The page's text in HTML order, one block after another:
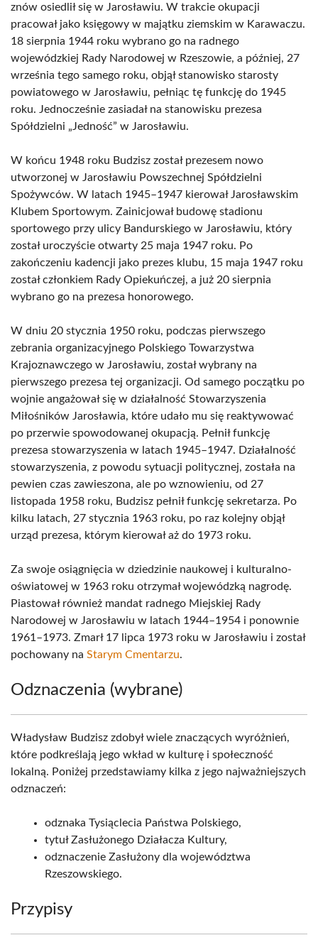
znów osiedlił się w Jarosławiu. W trakcie okupacji
pracował jako księgowy w majątku ziemskim w Karawaczu.
18 sierpnia 1944 roku wybrano go na radnego
wojewódzkiej Rady Narodowej w Rzeszowie, a później, 27
września tego samego roku, objął stanowisko starosty
powiatowego w Jarosławiu, pełniąc tę funkcję do 1945
roku. Jednocześnie zasiadał na stanowisku prezesa
Spółdzielni „Jedność” w Jarosławiu.
W końcu 1948 roku Budzisz został prezesem nowo
utworzonej w Jarosławiu Powszechnej Spółdzielni
Spożywców. W latach 1945–1947 kierował Jarosławskim
Klubem Sportowym. Zainicjował budowę stadionu
sportowego przy ulicy Bandurskiego w Jarosławiu, który
został uroczyście otwarty 25 maja 1947 roku. Po
zakończeniu kadencji jako prezes klubu, 15 maja 1947 roku
został członkiem Rady Opiekuńczej, a już 20 sierpnia
wybrano go na prezesa honorowego.
W dniu 20 stycznia 1950 roku, podczas pierwszego
zebrania organizacyjnego Polskiego Towarzystwa
Krajoznawczego w Jarosławiu, został wybrany na
pierwszego prezesa tej organizacji. Od samego początku po
wojnie angażował się w działalność Stowarzyszenia
Miłośników Jarosławia, które udało mu się reaktywować
po przerwie spowodowanej okupacją. Pełnił funkcję
prezesa stowarzyszenia w latach 1945–1947. Działalność
stowarzyszenia, z powodu sytuacji politycznej, została na
pewien czas zawieszona, ale po wznowieniu, od 27
listopada 1958 roku, Budzisz pełnił funkcję sekretarza. Po
kilku latach, 27 stycznia 1963 roku, po raz kolejny objął
urząd prezesa, którym kierował aż do 1973 roku.
Za swoje osiągnięcia w dziedzinie naukowej i kulturalno-
oświatowej w 1963 roku otrzymał wojewódzką nagrodę.
Piastował również mandat radnego Miejskiej Rady
Narodowej w Jarosławiu w latach 1944–1954 i ponownie
1961–1973. Zmarł 17 lipca 1973 roku w Jarosławiu i został
pochowany na Starym Cmentarzu.
Odznaczenia (wybrane)
Władysław Budzisz zdobył wiele znaczących wyróżnień,
które podkreślają jego wkład w kulturę i społeczność
lokalną. Poniżej przedstawiamy kilka z jego najważniejszych
odznaczeń:
odznaka Tysiąclecia Państwa Polskiego,
tytuł Zasłużonego Działacza Kultury,
odznaczenie Zasłużony dla województwa
Rzeszowskiego.
Przypisy